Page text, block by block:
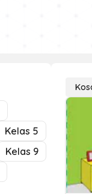
Kelas 5
Kelas 9